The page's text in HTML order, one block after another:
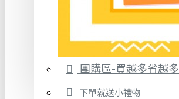
團購區-買越多省越多
下單就送小禮物